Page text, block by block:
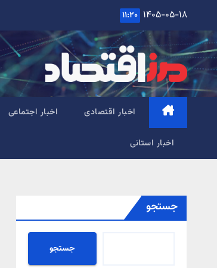
content
۱۴۰۵-۰۵-۱۸ ۱۱:۲۰
اخبار اقتصادی اخبار اجتماعی
اخبار استانی
جستجو
جستجو